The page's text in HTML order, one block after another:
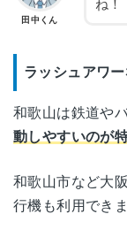
田中くん
ね！
ラッシュアワ
和歌山は鉄道や
動しやすいのが
和歌山市など大
行機も利用できま